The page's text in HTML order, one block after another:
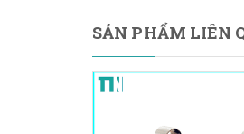
SẢN PHẨM LIÊN